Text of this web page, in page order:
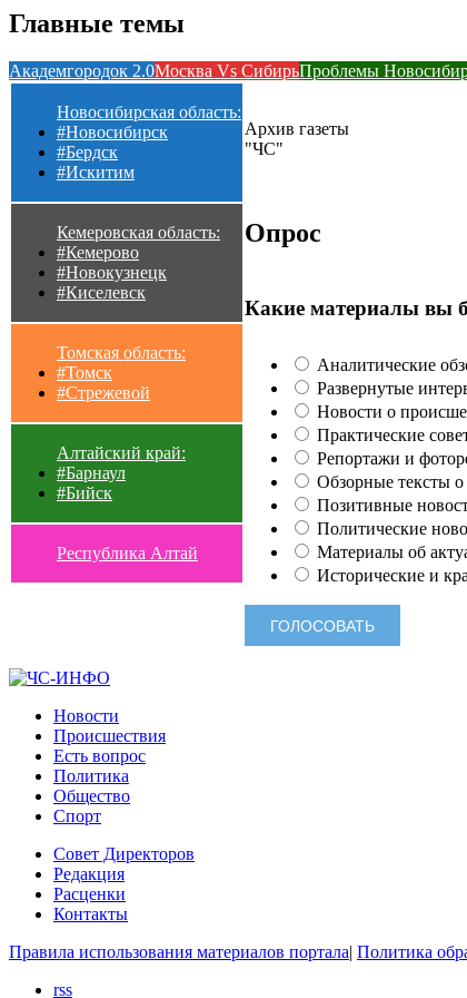
Главные темы
Академгородок 2.0Москва Vs СибирьПроблемы
Новосибирская область:
#Новосибирск
#Бердск
#Искитим
Кемеровская область:
#Кемерово
#Новокузнецк
#Киселевск
Томская область:
#Томск
#Стрежевой
Алтайский край:
#Барнаул
#Бийск
Республика Алтай
Архив газеты
"ЧС"
Опрос
Какие материалы вы
Аналитические
Развернутые
Новости о
Практические
Репортажи и
Обзорные тексты о
Позитивные
Политические
Материалы об
Исторические и
Новости
Происшествия
Есть вопрос
Политика
Общество
Спорт
Совет Директоров
Редакция
Расценки
Контакты
Правила использования материалов портала| Политика
rss